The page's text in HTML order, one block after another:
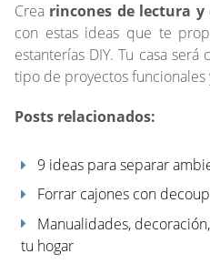
Crea rincones de lectura y
con estas ideas que te
estanterías DIY. Tu casa
tipo de proyectos funcionales
Posts relacionados:
9 ideas para separar
Forrar cajones con
Manualidades,
tu hogar